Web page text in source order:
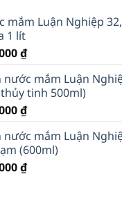
bó
mắm Luận Nghiệp
1 lít
₫
nước mắm Luận
tinh 500ml)
₫
nước mắm Luận
(600ml)
₫